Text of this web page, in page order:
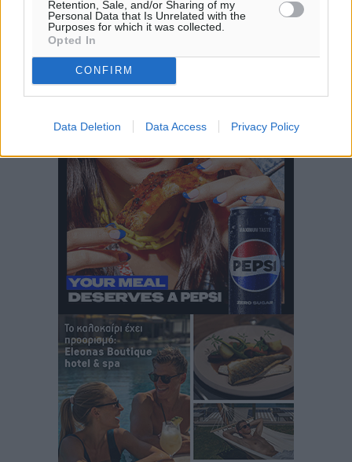
Retention, Sale, and/or Sharing of my
Personal Data that Is Unrelated with the
Purposes for which it was collected.
Opted In
CONFIRM
Data Deletion Data Access Privacy Policy
Κλεάνθης: Δουλειές μετά ευχαριστιών στο γήπεδο,
ατομικό για δύο
Αθλητικά
Φοίβος: Εν αναμονή του Νίκου Λαζίδη
Ιάλυσος Β’: Νωρίς νωρίς μπήκαν στα βάσανα της
προετοιμασίας
Αθλητικά• πριν 47 λεπτά
Εθνικός Αρχίπολης: Μεγάλο βήμα προόδου η ίδρυση
Ακαδημίας
Αθλητικά• πριν 51 λεπτά
Ιππότες: Με το βλέμμα στραμμένο στο μέλλον
Αθλητικά• πριν 52 λεπτά
ΠΑΜΕ ΣΤΟΙΧΗΜΑ: Περισσότερα από 95 εκατομμύρια
ευρώ σε κέρδη μοίρασε τον Ιούλιο
• πριν 1 ώρα